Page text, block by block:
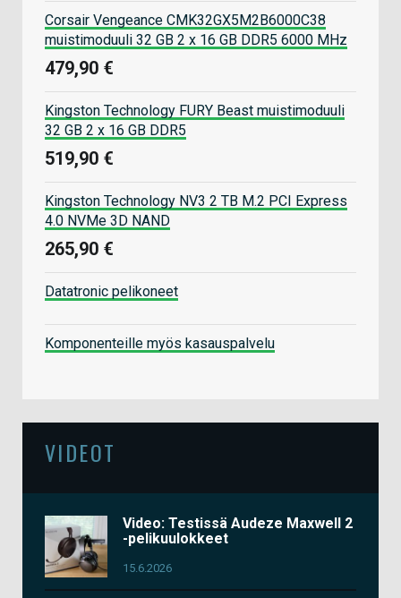
Corsair Vengeance CMK32GX5M2B6000C38
muistimoduuli 32 GB 2 x 16 GB DDR5 6000 MHz
479,90 €
Kingston Technology FURY Beast muistimoduuli
32 GB 2 x 16 GB DDR5
519,90 €
Kingston Technology NV3 2 TB M.2 PCI Express
4.0 NVMe 3D NAND
265,90 €
Datatronic pelikoneet
Komponenteille myös kasauspalvelu
VIDEOT
Video: Testissä Audeze Maxwell 2
-pelikuulokkeet
15.6.2026